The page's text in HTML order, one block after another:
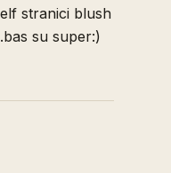
stranici blush
su super:)